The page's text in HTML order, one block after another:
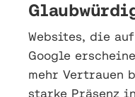
Websites, die
Google
mehr Vertrauen
starke Präsenz